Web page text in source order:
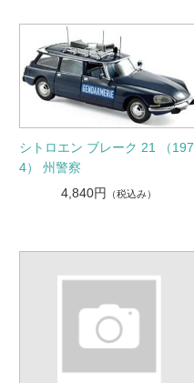
シトロエン ブレーク 21 （197
4） 州警察
4,840円
（税込み）